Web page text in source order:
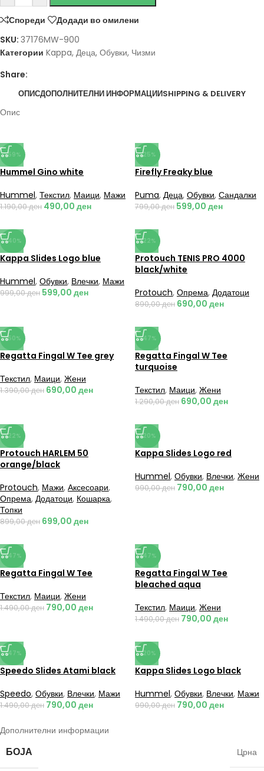
Спореди
Додади во омилени
SKU: 37176MW-900
Категории Kappa, Деца, Обувки, Чизми
Share:
ОПИСДОПОЛНИТЕЛНИ ИНФОРМАЦИИSHIPPING & DELIVERY
Опис
-59%
Hummel Gino white
Hummel, Текстил, Маици, Мажи
1.190,00ден 490,00 ден
-25%
Firefly Freaky blue
Puma, Деца, Обувки, Сандалки
799,00ден 599,00 ден
-40%
Kappa Slides Logo blue
Hummel, Обувки, Влечки, Мажи
999,00ден 599,00 ден
-22%
Protouch TENIS PRO 4000
black/white
Protouch, Опрема, Додатоци
890,00ден 690,00 ден
-50%
Regatta Fingal W Tee grey
Текстил, Маици, Жени
1.390,00ден 690,00 ден
-47%
Regatta Fingal W Tee
turquoise
Текстил, Маици, Жени
1.290,00ден 690,00 ден
-22%
Protouch HARLEM 50
orange/black
Protouch, Мажи, Аксесоари,
Опрема, Додатоци, Кошарка,
Топки
899,00ден 699,00 ден
-20%
Kappa Slides Logo red
Hummel, Обувки, Влечки, Жени
990,00ден 790,00 ден
-47%
Regatta Fingal W Tee
Текстил, Маици, Жени
1.490,00ден 790,00 ден
-47%
Regatta Fingal W Tee
bleached aqua
Текстил, Маици, Жени
1.490,00ден 790,00 ден
-47%
Speedo Slides Atami black
Speedo, Обувки, Влечки, Мажи
1.490,00ден 790,00 ден
-20%
Kappa Slides Logo black
Hummel, Обувки, Влечки, Мажи
990,00ден 790,00 ден
Дополнителни информации
БОЈА Црна